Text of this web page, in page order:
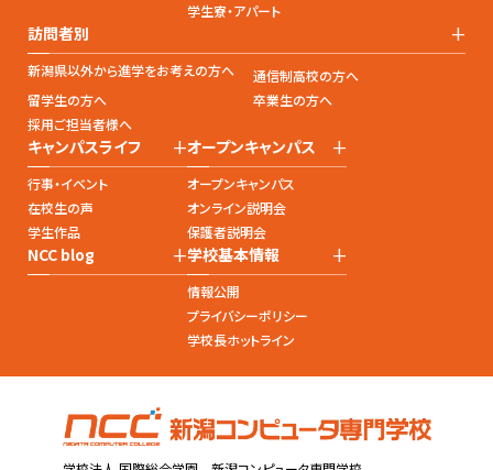
学生寮・アパート
訪問者別 +
新潟県以外から進学をお考えの方へ
通信制高校の方へ
留学生の方へ
卒業生の方へ
採用ご担当者様へ
キャンパスライフ +
行事・イベント
在校生の声
学生作品
オープンキャンパス +
オープンキャンパス
オンライン説明会
保護者説明会
NCC blog +学校基本情報 +
情報公開
プライバシーポリシー
学校長ホットライン